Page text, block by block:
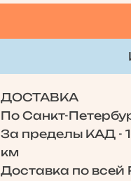
ДОСТАВКА
По Санкт-
За пределы КАД -
км
Доставка по всей